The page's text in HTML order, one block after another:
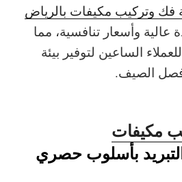
فك وتركيب مكيفات بالرياض
وأسعار تنافسية، مما
الساعين لتوفير بيئة
الصيف.
مكيفات
بأسلوب حصري